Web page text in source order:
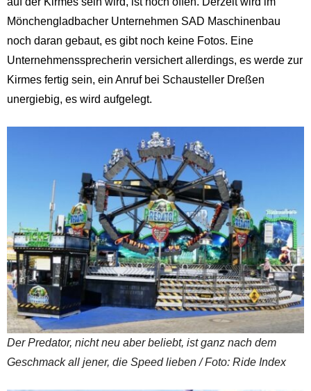
Mönchengladbacher Unternehmen SAD Maschinenbau
noch daran gebaut, es gibt noch keine Fotos. Eine
Unternehmenssprecherin versichert allerdings, es werde zur
Kirmes fertig sein, ein Anruf bei Schausteller Dreßen
unergiebig, es wird aufgelegt.
Der Predator, nicht neu aber beliebt, ist ganz nach dem
Geschmack all jener, die Speed lieben / Foto: Ride Index